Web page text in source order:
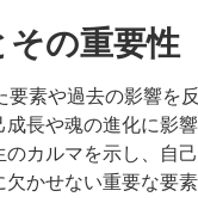
の重要性
素や過去の影響を
長や魂の進化に影
カルマを示し、自
かせない重要な要素